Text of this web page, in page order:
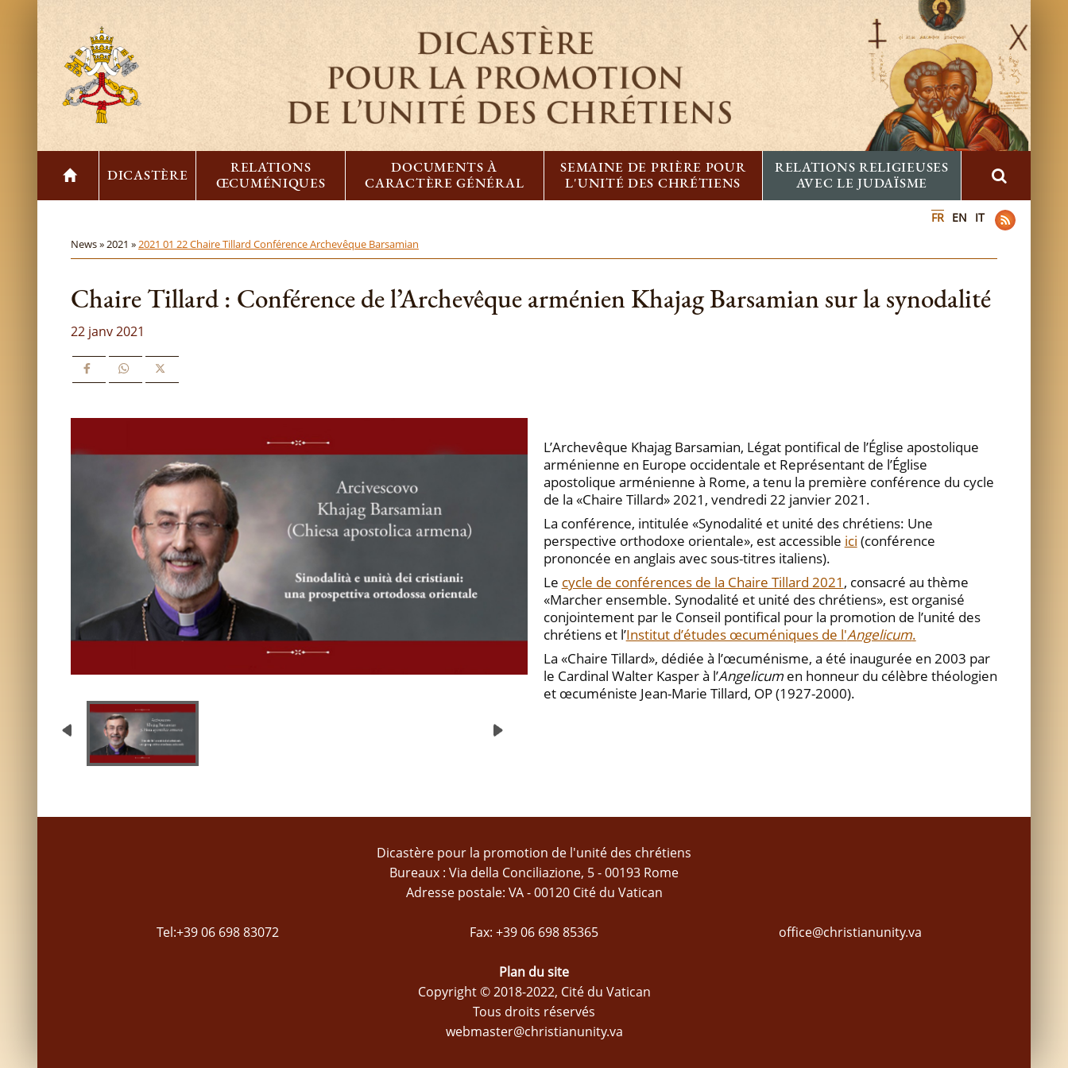
DICASTÈRE
RELATIONS
ŒCUMÉNIQUES
DOCUMENTS À
CARACTÈRE GÉNÉRAL
SEMAINE DE PRIÈRE POUR
L'UNITÉ DES CHRÉTIENS
RELATIONS RELIGIEUSES
AVEC LE JUDAÏSME
FR EN IT
News »2021 »2021 01 22 Chaire Tillard Conférence Archevêque Barsamian
Chaire Tillard : Conférence de l’Archevêque arménien Khajag Barsamian sur la synodalité
22 janv 2021
L’Archevêque Khajag Barsamian, Légat pontifical de l’Église apostolique
arménienne en Europe occidentale et Représentant de l’Église
apostolique arménienne à Rome, a tenu la première conférence du cycle
de la «Chaire Tillard» 2021, vendredi 22 janvier 2021.
La conférence, intitulée «Synodalité et unité des chrétiens: Une
perspective orthodoxe orientale», est accessible ici (conférence
prononcée en anglais avec sous-titres italiens).
Le cycle de conférences de la Chaire Tillard 2021 , consacré au thème
«Marcher ensemble. Synodalité et unité des chrétiens», est organisé
conjointement par le Conseil pontifical pour la promotion de l’unité des
chrétiens et l’Institut d’études œcuméniques de l'Angelicum.
La «Chaire Tillard», dédiée à l’œcuménisme, a été inaugurée en 2003 par
le Cardinal Walter Kasper à l’Angelicumen honneur du célèbre théologien
et œcuméniste Jean-Marie Tillard, OP (1927-2000).
Dicastère pour la promotion de l'unité des chrétiens
Bureaux : Via della Conciliazione, 5 - 00193 Rome
Adresse postale: VA - 00120 Cité du Vatican
Tel:+39 06 698 83072 Fax: +39 06 698 85365 office@christianunity.va
Plan du site
Copyright © 2018-2022, Cité du Vatican
Tous droits réservés
webmaster@christianunity.va